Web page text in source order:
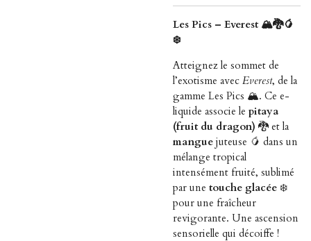
Les Pics – Everest 🏔️🐉🥭
❄️
Atteignez le sommet de
l’exotisme avec Everest, de la
gamme Les Pics 🏔️. Ce e-
liquide associe le pitaya
(fruit du dragon) 🐉 et la
mangue juteuse 🥭 dans un
mélange tropical
intensément fruité, sublimé
par une touche glacée ❄️
pour une fraîcheur
revigorante. Une ascension
sensorielle qui décoiffe !